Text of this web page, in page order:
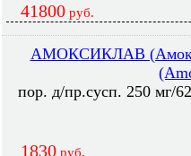
41800 руб.
АМОКСИКЛАВ
пор. д/пр.сусп. 250 мг/
1830 руб.